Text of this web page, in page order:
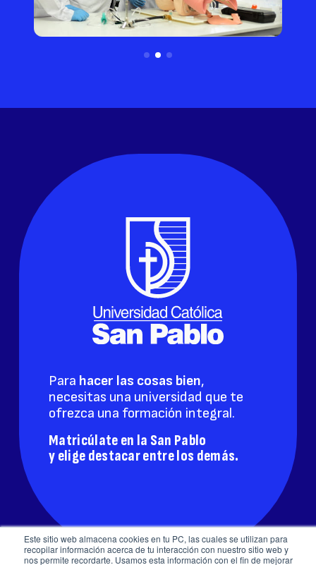
Este sitio web almacena cookies en tu PC, las cuales se utilizan para
recopilar información acerca de tu interacción con nuestro sitio web y
nos permite recordarte. Usamos esta información con el fin de mejorar
Para hacer las cosas bien,
necesitas una universidad que te
ofrezca una formación integral.
Matricúlate en la San Pablo
y elige destacar entre los demás.